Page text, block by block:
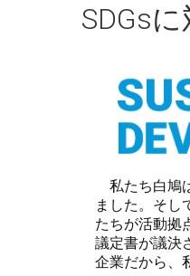
SDGs
私たち白鳩
ました。そし
たちが活動拠
議定書が議決
企業だから、